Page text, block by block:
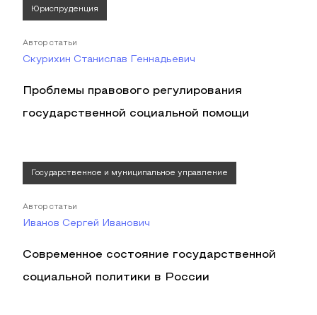
Юриспруденция
Автор статьи
Скурихин Станислав Геннадьевич
Проблемы правового регулирования
государственной социальной помощи
Государственное и муниципальное управление
Автор статьи
Иванов Сергей Иванович
Современное состояние государственной
социальной политики в России